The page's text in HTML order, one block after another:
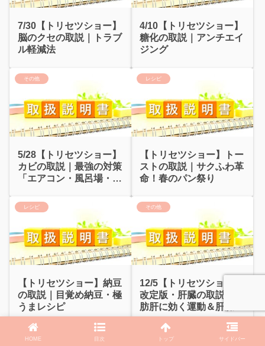
7/30【トリセツショー】
脳のクセの取説｜トラブ
ル軽減法
4/10【トリセツショー】
糖化の取説｜アンチエイ
ジング
その他
5/28【トリセツショー】
カビの取説｜最強の対策
「エアコン・風呂場・洗
レシピ
【トリセツショー】トー
ストの取説｜サクふわ革
命！春のパン祭り
レシピ
【トリセツショー】納豆
の取説｜目覚め納豆・極
うまレシピ
その他
12/5【トリセツショー】
改定版・肝臓の取説｜脂
肪肝に効く運動＆肝臓ケ
ア
HOME 目次 トップ サイドバー